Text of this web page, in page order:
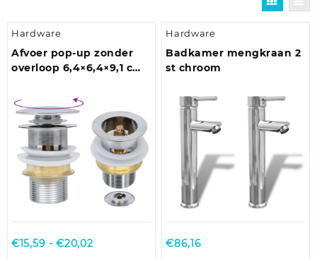
Hardware
Afvoer pop-up zonder
overloop 6,4×6,4×9,1 cm
€15,59 - €20,02Prijsklasse:
Hardware
Badkamer mengkraan 2
st chroom
€86,16